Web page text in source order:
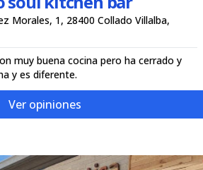
Morales, 1, 28400 Collado Villalba,
muy buena cocina pero ha cerrado y
y es diferente.
Ver opiniones